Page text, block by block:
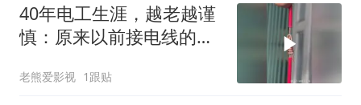
40年电工生涯，越老越谨
慎：原来以前接电线的方
老熊爱影视 1跟贴